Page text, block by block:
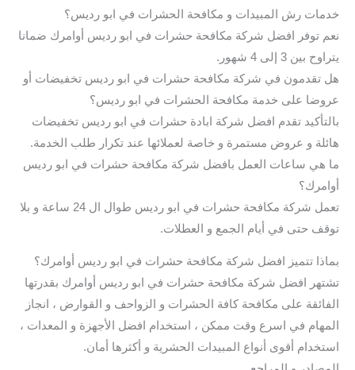
خدمات رش المبيدات و مكافحة الحشرات في ابو رديس؟
نعم توفر افضل شركة مكافحة حشرات في ابو رديس أوامرك ضمانا
يتراوح بين 3 إلى 4 شهور.
هل تقدمون في شركة مكافحة حشرات في ابو رديس تخفيضات أو
عروضا على خدمة مكافحة الحشرات في ابو رديس؟
بالتأكيد تقدم افضل شركة ابادة حشرات في ابو رديس تخفيضات
هائلة و عروض مستمرة و خاصة لعملائها عند تكرار طلب الخدمة.
ما هي ساعات العمل بافضل شركة مكافحة حشرات في ابو رديس
أوامرك؟
تعمل شركة مكافحة حشرات في ابو رديس طوال ال 24 ساعة و بلا
توقف حتى في أيام الجمع و العطلات.
بماذا تتميز افضل شركة مكافحة حشرات في ابو رديس أوامرك؟
تشتهر افضل شركة مكافحة حشرات في ابو رديس أوامرك بقدرتها
الفائقة على مكافحة كافة الحشرات و الزواحف و القوارض ، انجاز
المهام في اسرع وقت ممكن ، استخدام افضل الأجهزة و المعدات ،
استخدام أقوى أنواع المبيدات الحشرية و أكثرها أمان.